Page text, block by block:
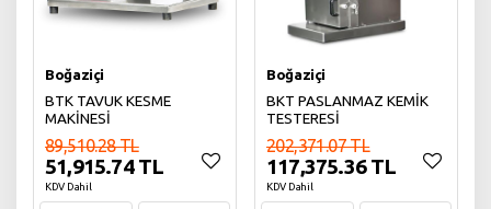
Boğaziçi
BTK TAVUK KESME
MAKİNESİ
89,510.28 TL
51,915.74 TL
KDV Dahil
Boğaziçi
BKT PASLANMAZ KEMİK
TESTERESİ
202,371.07 TL
117,375.36 TL
KDV Dahil